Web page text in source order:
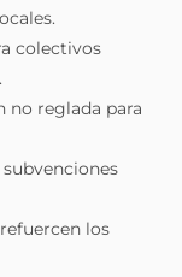
colectivos
no reglada para
los